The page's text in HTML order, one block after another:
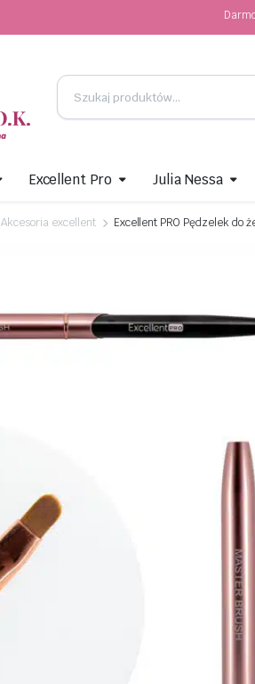
Excellent Pro Julia Nessa
Akcesoria excellent Excellent PRO Pędzelek do